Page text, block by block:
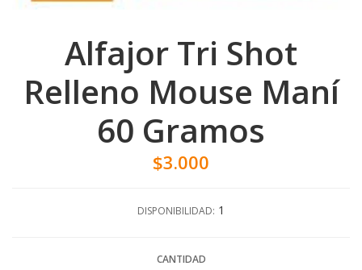
Alfajor Tri Shot
Relleno Mouse Maní
60 Gramos
$3.000
DISPONIBILIDAD: 1
CANTIDAD